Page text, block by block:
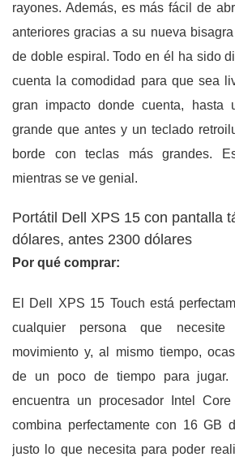
rayones. Además, es más fácil de
anteriores gracias a su nueva
de doble espiral. Todo en él ha sido
cuenta la comodidad para que sea
gran impacto donde cuenta, hasta
grande que antes y un teclado
borde con teclas más grandes.
mientras se ve genial.
Portátil Dell XPS 15 con pantalla
dólares, antes 2300 dólares
Por qué comprar:
El Dell XPS 15 Touch está
cualquier persona que
movimiento y, al mismo tiempo,
de un poco de tiempo para
encuentra un procesador Intel
combina perfectamente con 16 GB
justo lo que necesita para poder